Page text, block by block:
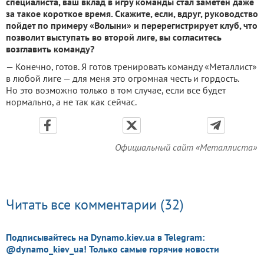
за такое короткое время. Скажите, если, вдруг, руководство
пойдет по примеру «Волыни» и перерегистрирует клуб, что
позволит выступать во второй лиге, вы согласитесь
возглавить команду?
— Конечно, готов. Я готов тренировать команду «Металлист»
в любой лиге — для меня это огромная честь и гордость.
Но это возможно только в том случае, если все будет
нормально, а не так как сейчас.
Официальный сайт «Металлиста»
Читать все комментарии (32)
Подписывайтесь на Dynamo.kiev.ua в Telegram:
@dynamo_kiev_ua! Только самые горячие новости